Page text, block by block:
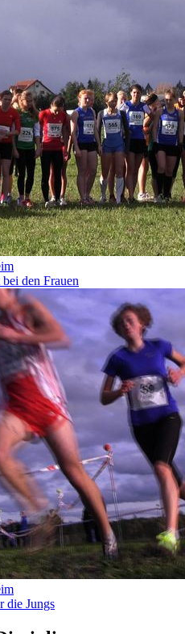
den Frauen
die Jungs